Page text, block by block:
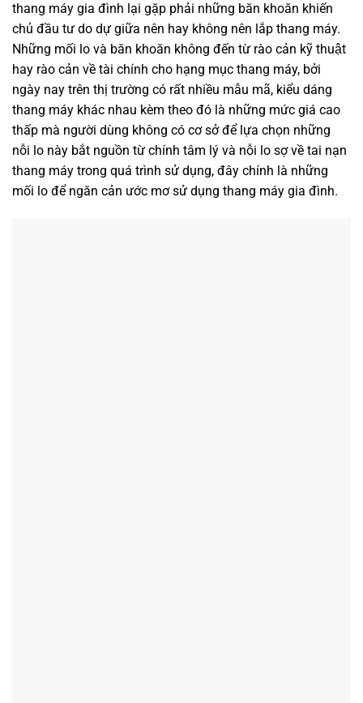
thang máy gia đình lại gặp phải những băn khoăn khiến
chủ đầu tư do dự giữa nên hay không nên lắp thang máy.
Những mối lo và băn khoăn không đến từ rào cản kỹ thuật
hay rào cản về tài chính cho hạng mục thang máy, bởi
ngày nay trên thị trường có rất nhiều mẫu mã, kiểu dáng
thang máy khác nhau kèm theo đó là những mức giá cao
thấp mà người dùng không có cơ sở để lựa chọn những
nỗi lo này bắt nguồn từ chính tâm lý và nỗi lo sợ về tai nạn
thang máy trong quá trình sử dụng, đây chính là những
mối lo để ngăn cản ước mơ sử dụng thang máy gia đình.